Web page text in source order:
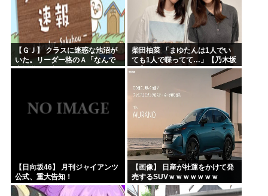
来週のハンターハンタータイソンとツベッパ王子TSK17に...
『ヤニねこ』の喫煙や覚醒剤の注射シーン、青少年への影響を...
【ＧＪ】 クラスに迷惑な池沼が
いた。リーダー格のＡ「なんで
支援学級に入れないんです
柴田柚菜 「まゆたんは1人でい
ても1人で喋ってて…」【乃木坂
46】
【日向坂46】 月刊ジャイアンツ
公式、重大告知！
【画像】 日産が社運をかけて発
売するSUVｗｗｗｗｗｗｗ